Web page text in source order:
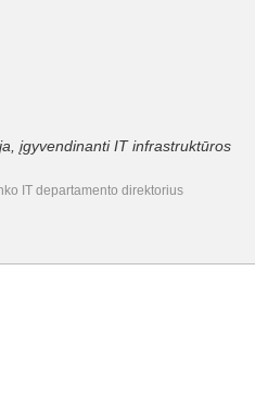
įgyvendinanti IT infrastruktūros
IT departamento direktorius